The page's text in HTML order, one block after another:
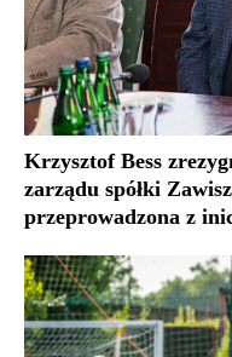
Krzysztof Bess
zarządu spółki
przeprowadzona z